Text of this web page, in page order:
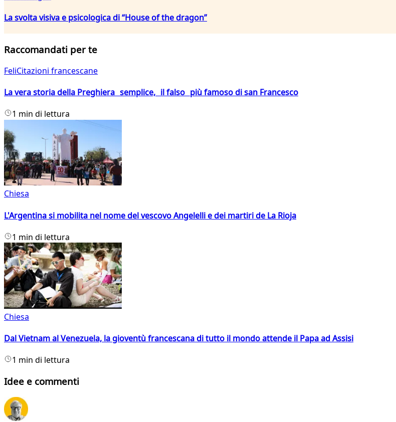
La svolta visiva e psicologica di “House of the dragon”
Raccomandati per te
FeliCitazioni francescane
La vera storia della Preghiera semplice, il falso più famoso di san Francesco
1 min di lettura
Chiesa
L'Argentina si mobilita nel nome del vescovo Angelelli e dei martiri de La Rioja
1 min di lettura
Chiesa
Dal Vietnam al Venezuela, la gioventù francescana di tutto il mondo attende il Papa ad Assisi
1 min di lettura
Idee e commenti